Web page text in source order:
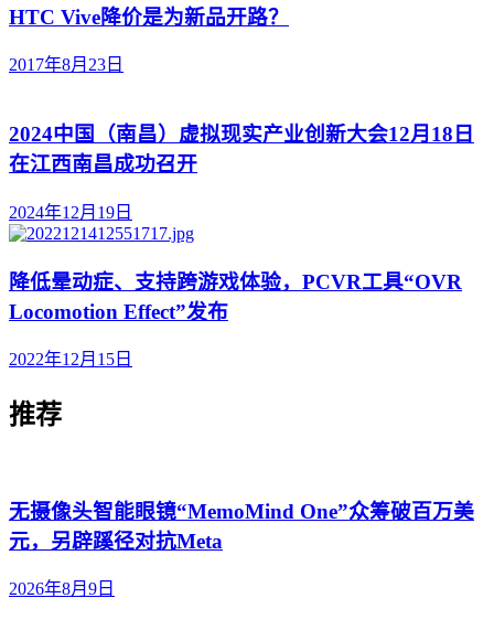
HTC Vive降价是为新品开路？
2017年8月23日
2024中国（南昌）虚拟现实产业创新大会12月18日
在江西南昌成功召开
2024年12月19日
降低晕动症、支持跨游戏体验，PCVR工具“OVR
Locomotion Effect”发布
2022年12月15日
推荐
无摄像头智能眼镜“MemoMind One”众筹破百万美
元，另辟蹊径对抗Meta
2026年8月9日